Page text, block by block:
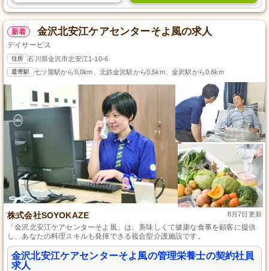
新着 金沢北安江ケアセンターそよ風の求人
デイサービス
住所 石川県金沢市北安江1-10-6
最寄駅 七ツ屋駅から0.0km、北鉄金沢駅から0.5km、金沢駅から0.6km
株式会社SOYOKAZE 8月7日更新
「金沢北安江ケアセンターそよ風」は、美味しくて健康な食事を顧客に提供
し、あなたの料理スキルも発揮できる複合型介護施設です。
金沢北安江ケアセンターそよ風の管理栄養士の契約社員
求人